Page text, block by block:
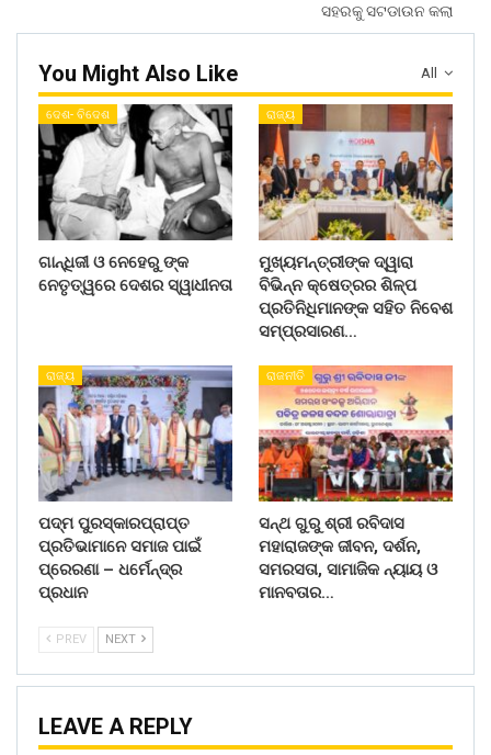
ସହରକୁ ସଟଡାଉନ କଲା
All
You Might Also Like
ଦେଶ- ବିଦେଶ
ଗାନ୍ଧିଜୀ ଓ ନେହେରୁ ଙ୍କ
ନେତୃତ୍ୱରେ ଦେଶର ସ୍ୱାଧୀନତା
ରାଜ୍ୟ
ମୁଖ୍ୟମନ୍ତ୍ରୀଙ୍କ ଦ୍ୱାରା
ବିଭିନ୍ନ କ୍ଷେତ୍ରର ଶିଳ୍ପ
ପ୍ରତିନିଧିମାନଙ୍କ ସହିତ ନିବେଶ
ସମ୍ପ୍ରସାରଣ…
ରାଜ୍ୟ
ପଦ୍ମ ପୁରସ୍କାରପ୍ରାପ୍ତ
ପ୍ରତିଭାମାନେ ସମାଜ ପାଇଁ
ପ୍ରେରଣା – ଧର୍ମେନ୍ଦ୍ର
ପ୍ରଧାନ
ରାଜନୀତି
ସନ୍ଥ ଗୁରୁ ଶ୍ରୀ ରବିଦାସ
ମହାରାଜଙ୍କ ଜୀବନ, ଦର୍ଶନ,
ସମରସତା, ସାମାଜିକ ନ୍ୟାୟ ଓ
ମାନବତାର…
PREV NEXT
LEAVE A REPLY